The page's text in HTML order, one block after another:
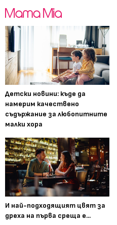
Детски новини: къде да
намерим качествено
съдържание за любопитните
малки хора
И най-подходящият цвят за
дреха на първа среща е...